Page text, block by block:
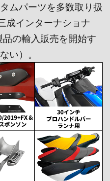
ムパーツを多数取り扱
成インターナショナ
の輸入販売を開始す
い）。